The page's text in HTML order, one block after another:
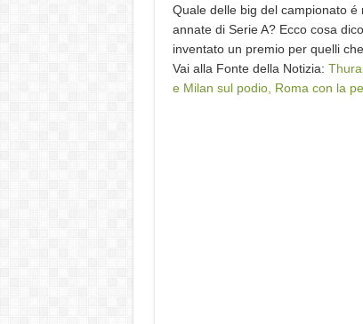
Quale delle big del campionato
annate di Serie A? Ecco cosa
inventato un premio per quelli
Vai alla Fonte della Notizia:
e Milan sul podio, Roma con la